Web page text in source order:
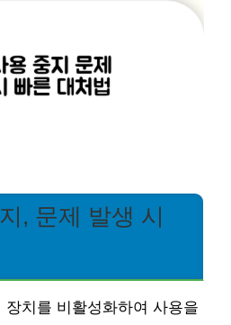
, 문제 발생 시
치를 비활성화하여 사용을